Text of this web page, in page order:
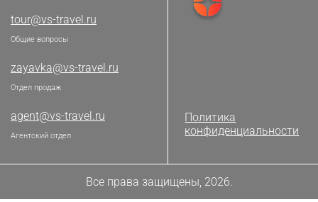
tour@vs-travel.ru
Общие вопросы
zayavka@vs-travel.ru
Отдел продаж
agent@vs-travel.ru
Агентский отдел
Политика
конфиденциальности
Все права защищены, 2026.